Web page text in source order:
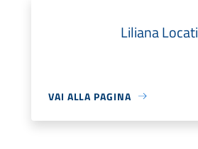
Liliana Locati
VAI ALLA PAGINA